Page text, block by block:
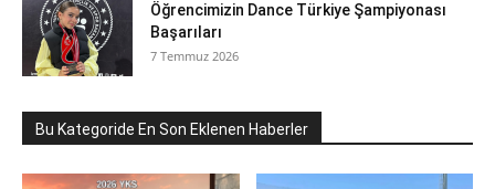
Öğrencimizin Dance Türkiye Şampiyonası
Başarıları
7 Temmuz 2026
Bu Kategoride En Son Eklenen Haberler